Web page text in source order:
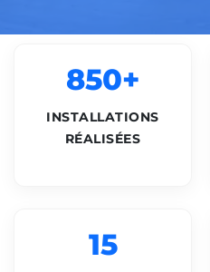
850+
INSTALLATIONS
RÉALISÉES
15